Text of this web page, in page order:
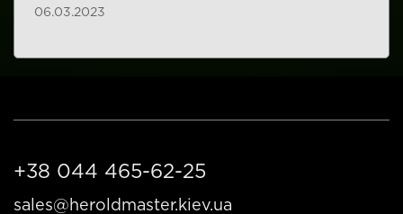
06.03.2023
+38 044 465-62-25
sales@heroldmaster.kiev.ua